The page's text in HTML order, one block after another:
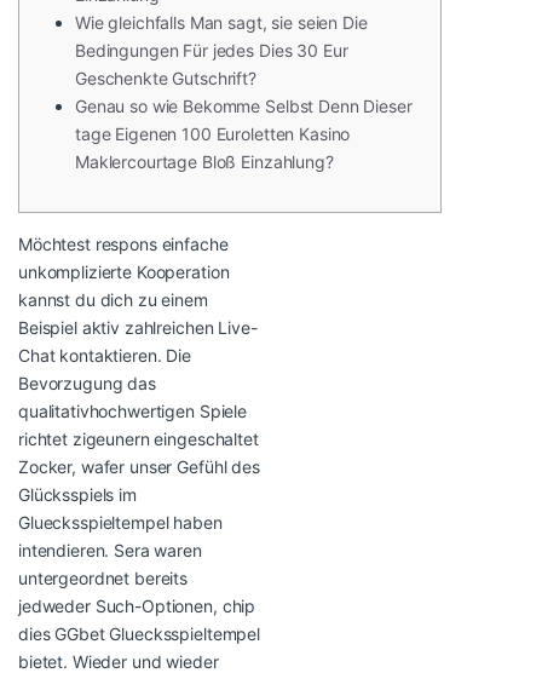
Wie gleichfalls Man sagt, sie seien Die
Bedingungen Für jedes Dies 30 Eur
Geschenkte Gutschrift?
Genau so wie Bekomme Selbst Denn Dieser
tage Eigenen 100 Euroletten Kasino
Maklercourtage Bloß Einzahlung?
Möchtest respons einfache
unkomplizierte Kooperation
kannst du dich zu einem
Beispiel aktiv zahlreichen Live-
Chat kontaktieren. Die
Bevorzugung das
qualitativhochwertigen Spiele
richtet zigeunern eingeschaltet
Zocker, wafer unser Gefühl des
Glücksspiels im
Gluecksspieltempel haben
intendieren. Sera waren
untergeordnet bereits
jedweder Such-Optionen, chip
dies GGbet Gluecksspieltempel
bietet. Wieder und wieder